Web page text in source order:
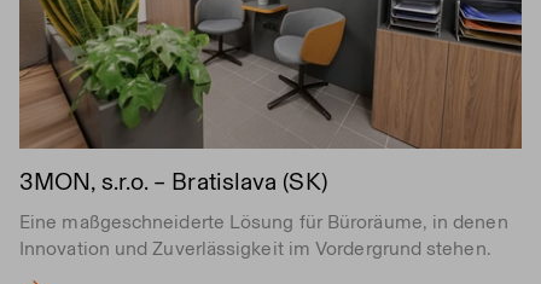
3MON, s.r.o. – Bratislava (SK)
Eine maßgeschneiderte Lösung für Büroräume, in denen
Innovation und Zuverlässigkeit im Vordergrund stehen.